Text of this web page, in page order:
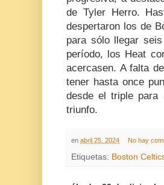
de Tyler Herro.
despertaron los de
para sólo llegar
período, los Heat
acercasen. A falta
tener hasta once
desde el triple
triunfo.
en abril 25, 2024 No hay
Etiquetas: Boston